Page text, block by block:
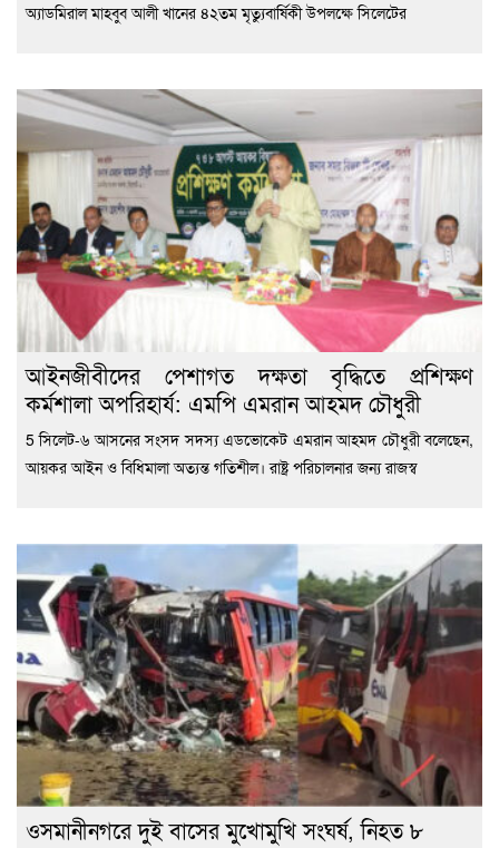
অ্যাডমিরাল মাহবুব আলী খানের ৪২তম মৃত্যুবার্ষিকী উপলক্ষে সিলেটের
‎আইনজীবীদের পেশাগত দক্ষতা বৃদ্ধিতে প্রশিক্ষণ
কর্মশালা অপরিহার্য: এমপি এমরান আহমদ চৌধুরী
5 ‎সিলেট-৬ আসনের সংসদ সদস্য এডভোকেট এমরান আহমদ চৌধুরী বলেছেন,
আয়কর আইন ও বিধিমালা অত্যন্ত গতিশীল। রাষ্ট্র পরিচালনার জন্য রাজস্ব
ওসমানীনগরে দুই বাসের মুখোমুখি সংঘর্ষ, নিহত ৮